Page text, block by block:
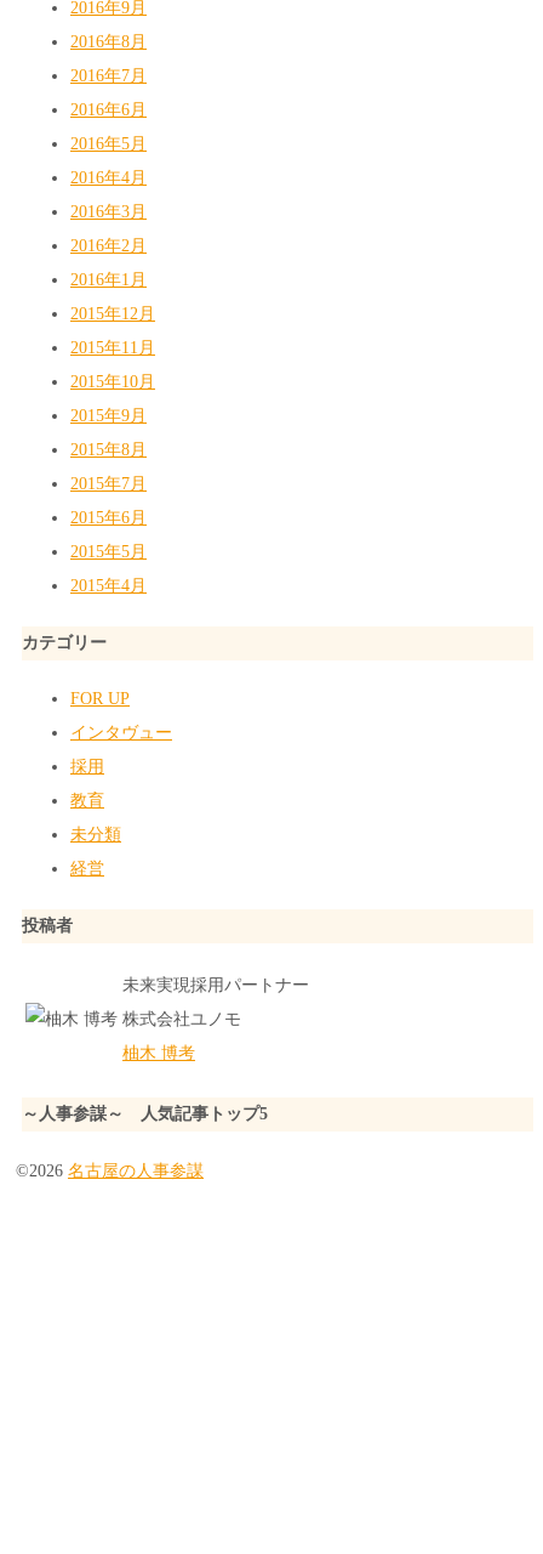
2016年9月
2016年8月
2016年7月
2016年6月
2016年5月
2016年4月
2016年3月
2016年2月
2016年1月
2015年12月
2015年11月
2015年10月
2015年9月
2015年8月
2015年7月
2015年6月
2015年5月
2015年4月
カテゴリー
FOR UP
インタヴュー
採用
教育
未分類
経営
投稿者
未来実現採用パートナー
株式会社ユノモ
柚木 博考
～人事参謀～ 人気記事トップ5
©2026 名古屋の人事参謀